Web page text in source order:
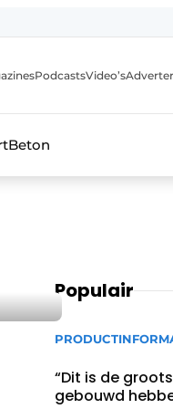
PodcastsVideo’s
Beton
Populair
“Dit is de
gebouwd